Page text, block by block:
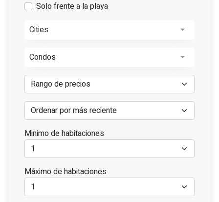
Solo frente a la playa
Cities
Condos
Minimo de habitaciones
Máximo de habitaciones